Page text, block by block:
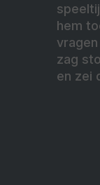
hem
zag
en zei